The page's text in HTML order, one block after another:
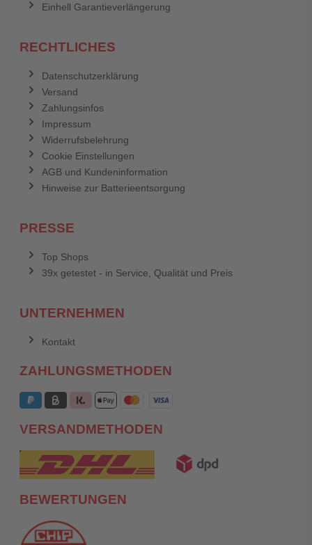
Einhell Garantieverlängerung
RECHTLICHES
Datenschutzerklärung
Versand
Zahlungsinfos
Impressum
Widerrufsbelehrung
Cookie Einstellungen
AGB und Kundeninformation
Hinweise zur Batterieentsorgung
PRESSE
Top Shops
39x getestet - in Service, Qualität und Preis
UNTERNEHMEN
Kontakt
ZAHLUNGSMETHODEN
VERSANDMETHODEN
BEWERTUNGEN